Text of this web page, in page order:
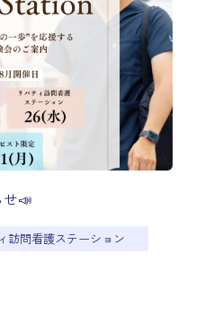
📣
訪問看護ステーション